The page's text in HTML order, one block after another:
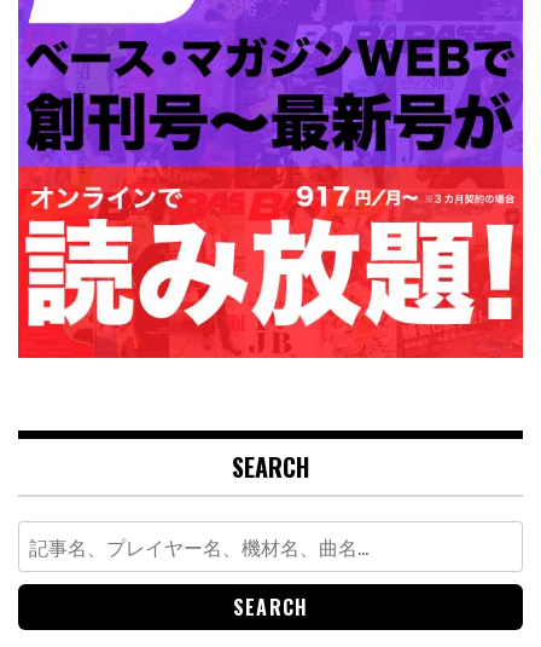
SEARCH
Search
for: